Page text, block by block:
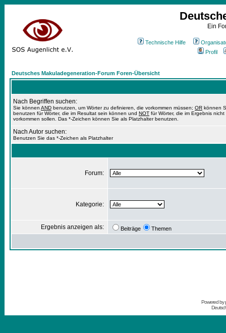
Ein
Technische Hilfe
Profil
Deutsches Makuladegeneration-Forum Foren-Übersicht
Nach Begriffen suchen:
Sie können AND benutzen, um Wörter zu definieren, die vorkommen müssen; OR können
benutzen für Wörter, die im Resultat sein können und NOT für Wörter, die im Ergebnis nicht
vorkommen sollen. Das *-Zeichen können Sie als Platzhalter benutzen.
Nach Autor suchen:
Benutzen Sie das *-Zeichen als Platzhalter
Forum:
Kategorie:
Ergebnis anzeigen als: Beiträge Themen
Powered by